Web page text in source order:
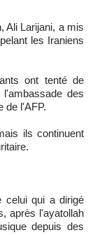
Ali Larijani, a mis
les Iraniens
ont tenté de
des
de l'AFP.
ils continuent
celui qui a dirigé
après l'ayatollah
depuis des